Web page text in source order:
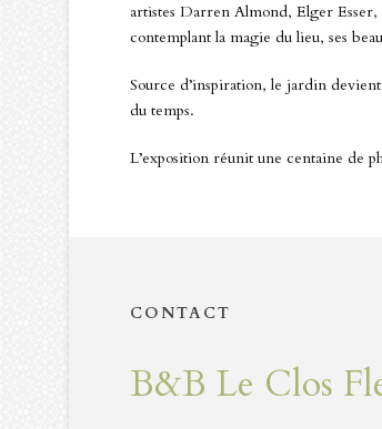
artistes Darren Almond, Elger
contemplant la magie du lieu, ses
Source d’inspiration, le jardin
du temps.
L’exposition réunit une centaine de
CONTACT
B&B Le Clos